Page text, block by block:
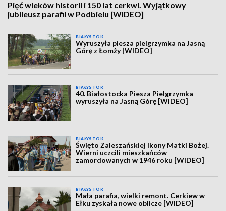
Pięć wieków historii i 150 lat cerkwi. Wyjątkowy
jubileusz parafii w Podbielu [WIDEO]
BIAŁYSTOK
Wyruszyła piesza pielgrzymka na Jasną
Górę z Łomży [WIDEO]
BIAŁYSTOK
40. Białostocka Piesza Pielgrzymka
wyruszyła na Jasną Górę [WIDEO]
BIAŁYSTOK
Święto Zaleszańskiej Ikony Matki Bożej.
Wierni uczcili mieszkańców
zamordowanych w 1946 roku [WIDEO]
BIAŁYSTOK
Mała parafia, wielki remont. Cerkiew w
Ełku zyskała nowe oblicze [WIDEO]